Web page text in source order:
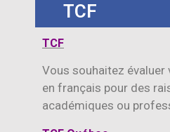
TCF
TCF
Vous souhaitez
en français pour des
académiques ou